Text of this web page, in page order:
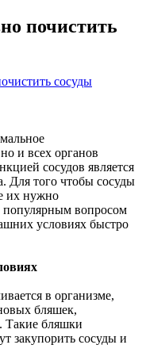
почистить
и всех органов
сосудов является
Для того чтобы сосуды
их нужно
популярным вопросом
условиях быстро
в организме,
бляшек,
Такие бляшки
закупорить сосуды и